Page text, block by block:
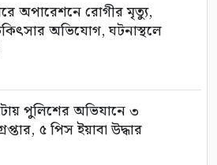
অপারেশনে রোগীর মৃত্যু,
অভিযোগ, ঘটনাস্থলে
পুলিশের অভিযানে ৩
৫ পিস ইয়াবা উদ্ধার